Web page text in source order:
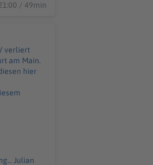
/ 49min
verliert
am Main.
hier
Julian